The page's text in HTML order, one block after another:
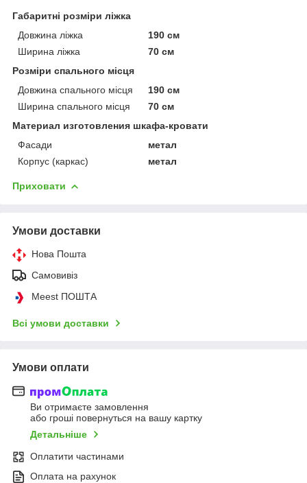
Габаритні розміри ліжка
Довжина ліжка
190 см
Ширина ліжка
70 см
Розміри спального місця
Довжина спального місця
190 см
Ширина спального місця
70 см
Материал изготовления шкафа-кровати
Фасади
метал
Корпус (каркас)
метал
Приховати
Умови доставки
Нова Пошта
Самовивіз
Meest ПОШТА
Всі умови доставки
Умови оплати
Ви отримаєте замовлення
або гроші повернуться на вашу картку
Детальніше
Оплатити частинами
Оплата на рахунок